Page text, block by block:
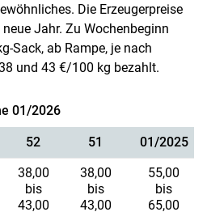
Die Erzeugerpreise
Jahr. Zu Wochenbeginn
Sack, ab Rampe, je nach
und 43 €/100 kg bezahlt.
01/2026
52 51
01/2025
38,00
bis
43,00
38,00
bis
43,00
55,00
bis
65,00